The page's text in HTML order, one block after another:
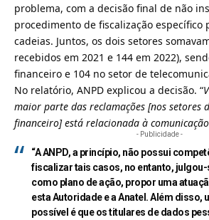
problema, com a decisão final de não
procedimento de fiscalização específico
cadeias. Juntos, os dois setores
recebidos em 2021 e 144 em 2022),
financeiro e 104 no setor de
No relatório, ANPD explicou a decisão. “
maior parte das reclamações [nos setores
financeiro] está relacionada à
- Publicidade -
“A ANPD, a princípio, não possui
fiscalizar tais casos, no entanto,
como plano de ação, propor uma
esta Autoridade e a Anatel. Além disso,
possível é que os titulares de dados